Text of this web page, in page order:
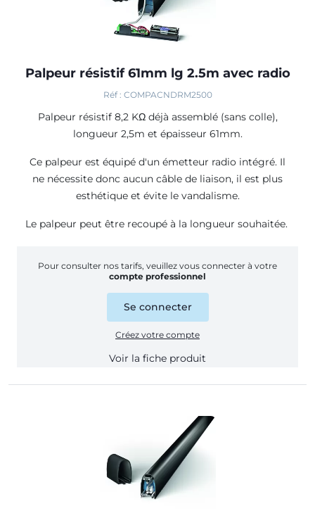
Palpeur résistif 61mm lg 2.5m avec radio
Réf : COMPACNDRM2500
Palpeur résistif 8,2 KΩ déjà assemblé (sans colle),
longueur 2,5m et épaisseur 61mm.
Ce palpeur est équipé d'un émetteur radio intégré. Il
ne nécessite donc aucun câble de liaison, il est plus
esthétique et évite le vandalisme.
Le palpeur peut être recoupé à la longueur souhaitée.
Pour consulter nos tarifs, veuillez vous connecter à votre
compte professionnel
Se connecter
Créez votre compte
Voir la fiche produit